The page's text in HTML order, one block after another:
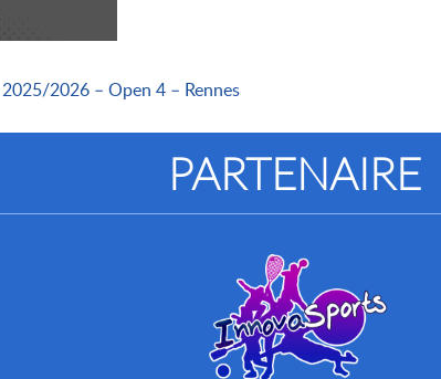
2026 – Open 4 – Rennes
PARTENAIRE